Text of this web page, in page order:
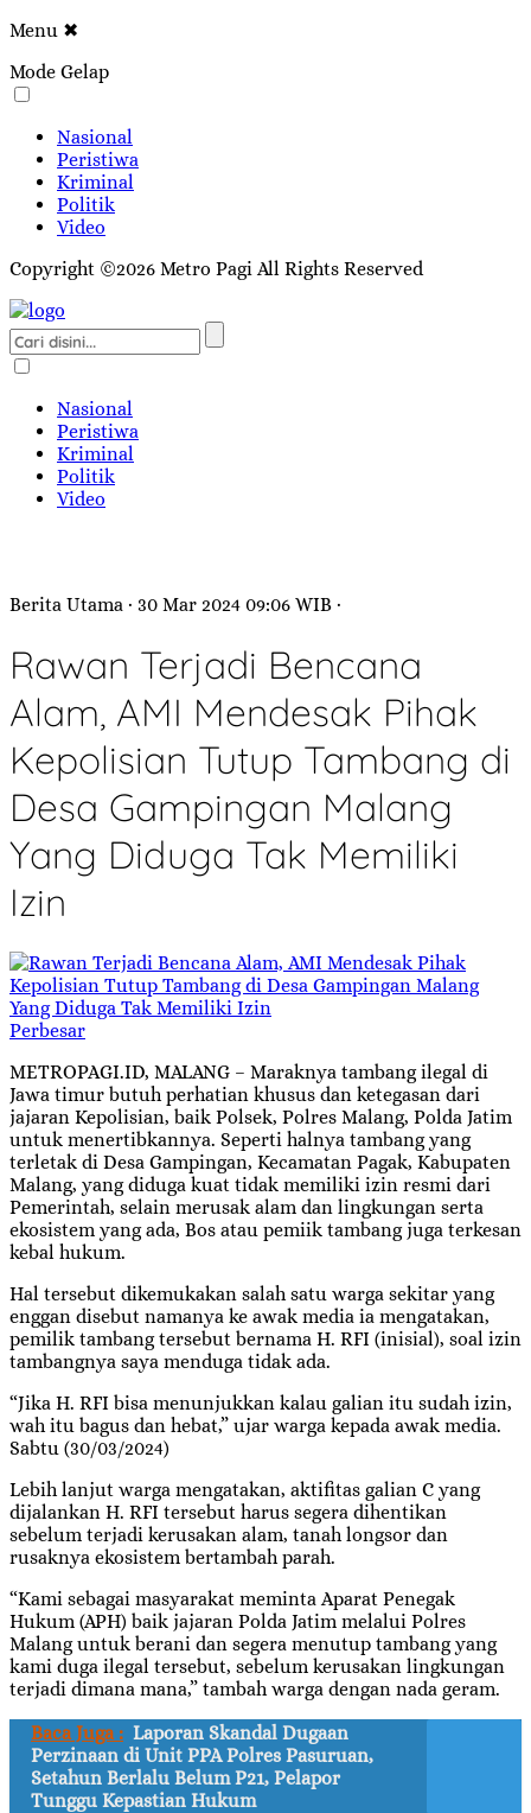
Menu ✖
Mode Gelap
Nasional
Peristiwa
Kriminal
Politik
Video
Copyright ©2026 Metro Pagi All Rights Reserved
Nasional
Peristiwa
Kriminal
Politik
Video
Berita Utama · 30 Mar 2024 09:06 WIB ·
Rawan Terjadi Bencana
Alam, AMI Mendesak Pihak
Kepolisian Tutup Tambang di
Desa Gampingan Malang
Yang Diduga Tak Memiliki
Izin
Perbesar
METROPAGI.ID, MALANG – Maraknya tambang ilegal di
Jawa timur butuh perhatian khusus dan ketegasan dari
jajaran Kepolisian, baik Polsek, Polres Malang, Polda Jatim
untuk menertibkannya. Seperti halnya tambang yang
terletak di Desa Gampingan, Kecamatan Pagak, Kabupaten
Malang, yang diduga kuat tidak memiliki izin resmi dari
Pemerintah, selain merusak alam dan lingkungan serta
ekosistem yang ada, Bos atau pemiik tambang juga terkesan
kebal hukum.
Hal tersebut dikemukakan salah satu warga sekitar yang
enggan disebut namanya ke awak media ia mengatakan,
pemilik tambang tersebut bernama H. RFI (inisial), soal izin
tambangnya saya menduga tidak ada.
“Jika H. RFI bisa menunjukkan kalau galian itu sudah izin,
wah itu bagus dan hebat,” ujar warga kepada awak media.
Sabtu (30/03/2024)
Lebih lanjut warga mengatakan, aktifitas galian C yang
dijalankan H. RFI tersebut harus segera dihentikan
sebelum terjadi kerusakan alam, tanah longsor dan
rusaknya ekosistem bertambah parah.
“Kami sebagai masyarakat meminta Aparat Penegak
Hukum (APH) baik jajaran Polda Jatim melalui Polres
Malang untuk berani dan segera menutup tambang yang
kami duga ilegal tersebut, sebelum kerusakan lingkungan
terjadi dimana mana,” tambah warga dengan nada geram.
Baca Juga : Laporan Skandal Dugaan
Perzinaan di Unit PPA Polres Pasuruan,
Setahun Berlalu Belum P21, Pelapor
Tunggu Kepastian Hukum